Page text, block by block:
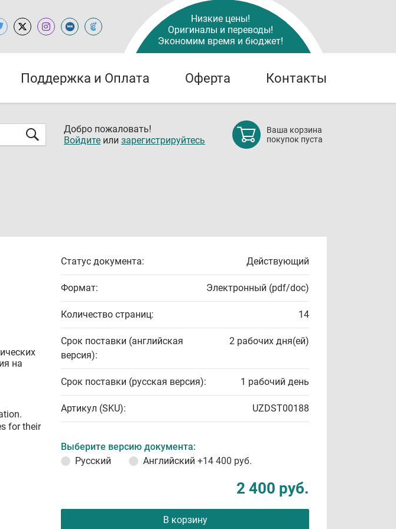
Низкие цены!
Оригиналы и переводы!
Экономим время и бюджет!
Поддержка и Оплата Оферта Контакты
Добро пожаловать!
Войдите или зарегистрируйтесь
Ваша корзина
покупок пуста
на
for their
Статус документа: Действующий
Формат: Электронный (pdf/doc)
Количество страниц: 14
Срок поставки (английская
версия):
2 рабочих дня(ей)
Срок поставки (русская версия): 1 рабочий день
Артикул (SKU): UZDST00188
Выберите версию документа:
Русский
Английский +14 400 руб.
2 400 руб.
В корзину